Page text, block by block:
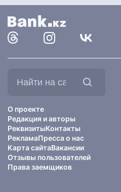
О проекте
Редакция и авторы
РеквизитыКонтакты
РекламаПресса о нас
Карта сайтаВакансии
Отзывы пользователей
Права заемщиков